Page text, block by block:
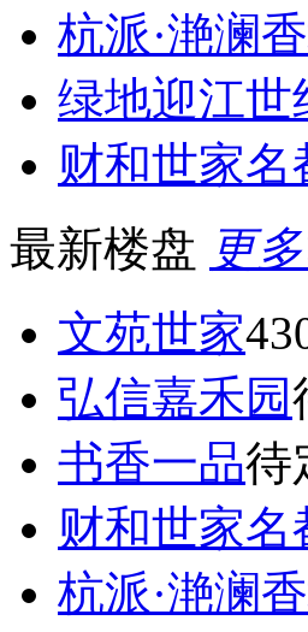
杭派·滟澜
绿地迎江世
财和世家名
最新楼盘 更
文苑世家
弘信嘉禾园
书香一品待
财和世家名
杭派·滟澜